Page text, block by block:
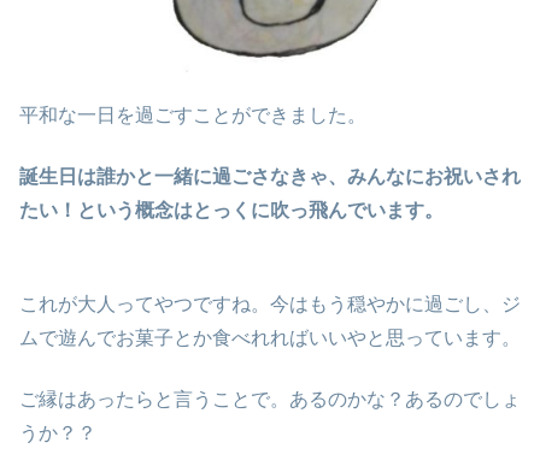
平和な一日を過ごすことができました。
誕生日は誰かと一緒に過ごさなきゃ、みんなにお祝いされ
たい！という概念はとっくに吹っ飛んでいます。
これが大人ってやつですね。今はもう穏やかに過ごし、ジ
ムで遊んでお菓子とか食べれればいいやと思っています。
ご縁はあったらと言うことで。あるのかな？あるのでしょ
うか？？